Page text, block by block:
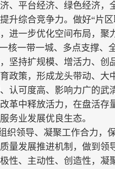
、平台经济、绿色经济，
升综合竞争力。做好“片
进一步优化空间布局，
核一带一城、多点支撑、
坚持扩规模、增活力、
政策，形成龙头带动、
认可度高、影响力广的武
革中释放活力，在盘活
务业发展优良生态。
织领导、凝聚工作合力，
量发展推进机制，做到领
性、主动性、创造性，